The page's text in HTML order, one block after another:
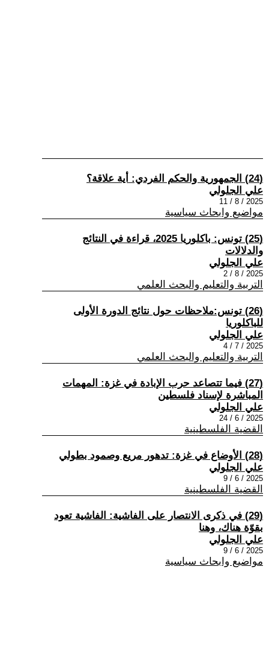
(24) الجمهورية والحكم الفردي: أية علاقة؟
علي الجلولي
2025 / 8 / 11
مواضيع وابحاث سياسية
(25) تونس: باكلوريا 2025، قراءة في النتائج
والدلالات
علي الجلولي
2025 / 8 / 2
التربية والتعليم والبحث العلمي
(26) تونس:ملاحظات حول نتائج الدورة الأولى
للباكلوريا
علي الجلولي
2025 / 7 / 4
التربية والتعليم والبحث العلمي
(27) فيما تتصاعد حرب الإبادة في غزة: المهمات
المباشرة لإسناد فلسطين
علي الجلولي
2025 / 6 / 24
القضية الفلسطينية
(28) الأوضاع في غزة: تدهور مريع وصمود بطولي
علي الجلولي
2025 / 6 / 9
القضية الفلسطينية
(29) في ذكرى الانتصار على الفاشية: الفاشية تعود
بقوّة هناك، وهنا
علي الجلولي
2025 / 6 / 9
مواضيع وابحاث سياسية